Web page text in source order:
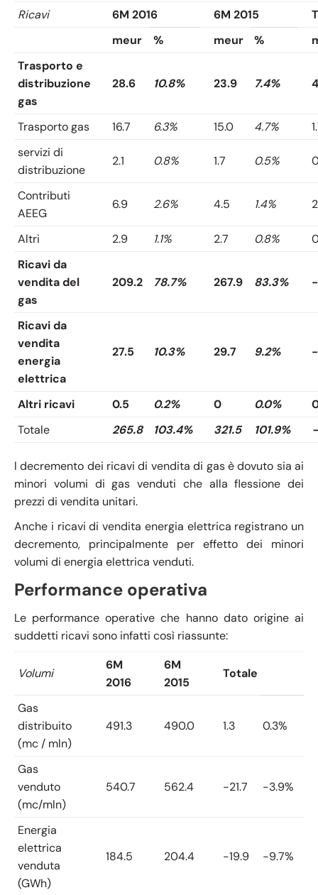
Ricavi
6M 2016 6M 2015
meur
% meur %
Trasporto e
distribuzione
gas
28.6 10.8% 23.9 7.4%
Trasporto gas 16.7 6.3% 15.0 4.7%
servizi di
distribuzione
2.1 0.8% 1.7 0.5%
Contributi
AEEG
6.9 2.6% 4.5 1.4%
Altri 2.9 1.1% 2.7 0.8%
Ricavi da
vendita del
gas
209.2 78.7% 267.9 83.3%
Ricavi da
vendita
energia
elettrica
27.5 10.3% 29.7 9.2%
Altri ricavi 0.5 0.2% 0 0.0%
Totale
265.8 103.4% 321.5 101.9%
l decremento dei ricavi di vendita di gas è dovuto sia ai
minori volumi di gas venduti che alla flessione dei
prezzi di vendita unitari.
Anche i ricavi di vendita energia elettrica registrano un
decremento, principalmente per effetto dei minori
volumi di energia elettrica venduti.
Performance operativa
Le performance operative che hanno dato origine ai
suddetti ricavi sono infatti così riassunte:
Volumi
6M
2016
6M
2015
Totale
Gas
distribuito
(mc / mln)
491.3 490.0 1.3 0.3%
Gas
venduto
(mc/mln)
540.7 562.4 -21.7 -3.9%
Energia
elettrica
venduta
(GWh)
184.5 204.4 -19.9 -9.7%